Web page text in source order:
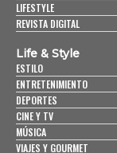
LIFESTYLE
REVISTA DIGITAL
Life & Style
ESTILO
ENTRETENIMIENTO
DEPORTES
CINE Y TV
MÚSICA
VIAJES Y GOURMET